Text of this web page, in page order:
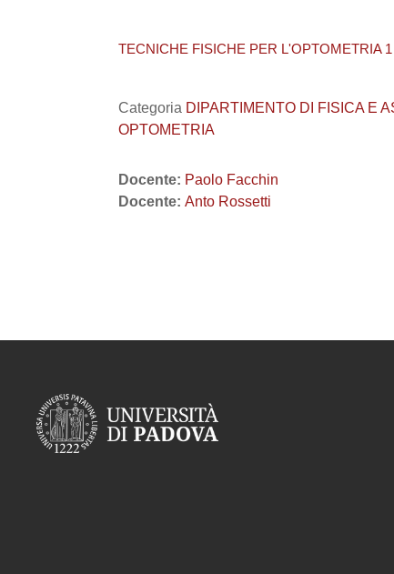
TECNICHE FISICHE PER L'OPTOMETRIA
Categoria DIPARTIMENTO DI FISICA E
OPTOMETRIA
Docente: Paolo Facchin
Docente: Anto Rossetti